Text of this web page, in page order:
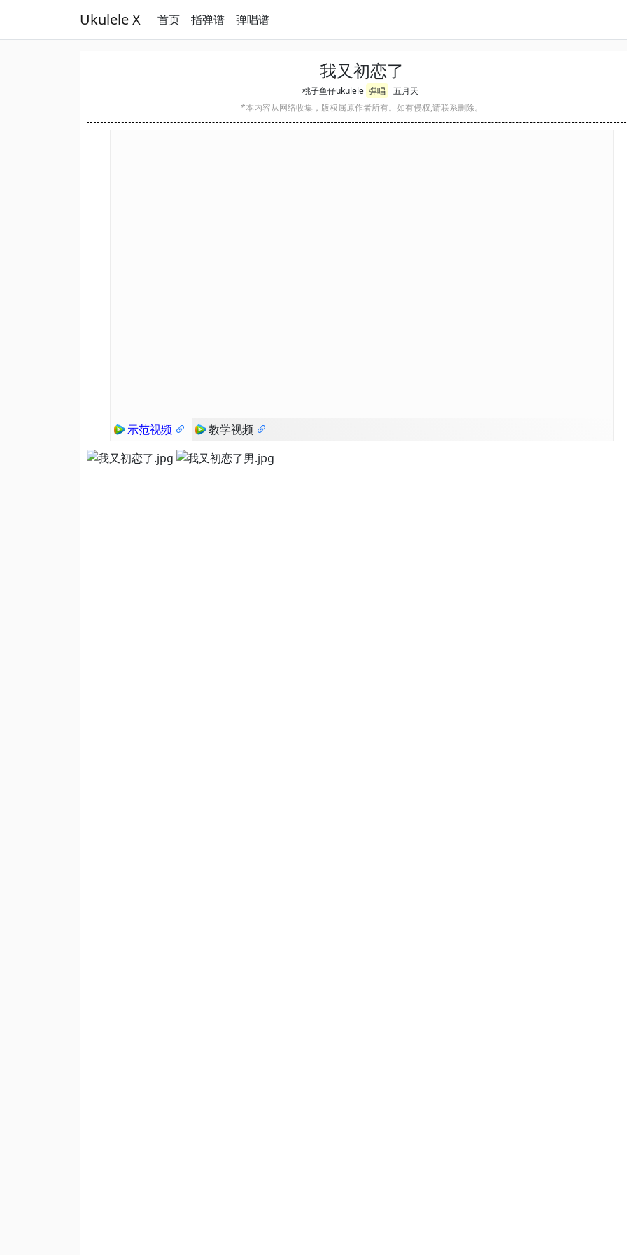
Ukulele X 首页 指弹谱 弹唱谱
我又初恋了
桃子鱼仔ukulele 弹唱
五月天
*本内容从网络收集，版权属原作者所有。如有侵权,请联系删除。
示范视频 教学视频